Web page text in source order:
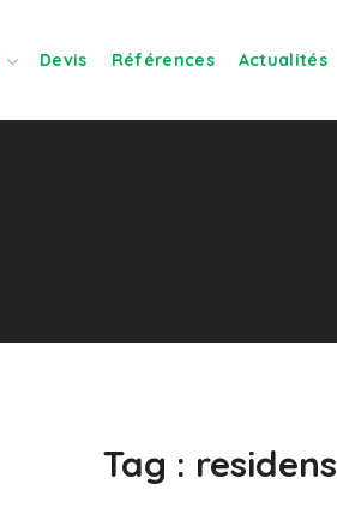
Devis Références Actualités
Tag : residens